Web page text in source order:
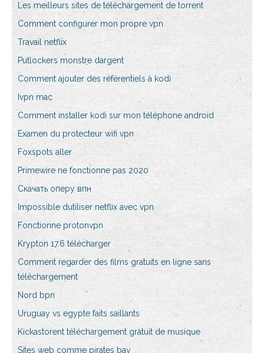
Les meilleurs sites de téléchargement de torrent
Comment configurer mon propre vpn
Travail netflix
Putlockers monstre dargent
Comment ajouter des référentiels à kodi
Ivpn mac
Comment installer kodi sur mon téléphone android
Examen du protecteur wifi vpn
Foxspots aller
Primewire ne fonctionne pas 2020
Скачать оперу впн
Impossible dutiliser netflix avec vpn
Fonctionne protonvpn
Krypton 17.6 télécharger
Comment regarder des films gratuits en ligne sans
téléchargement
Nord bpn
Uruguay vs egypte faits saillants
Kickastorent téléchargement gratuit de musique
Sites web comme pirates bay